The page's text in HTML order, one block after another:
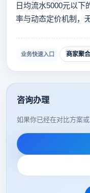
日均流水5000元以下
率与动态定价机制，
业务快速入口 商家聚
咨询办理
如果你已经在对比方案